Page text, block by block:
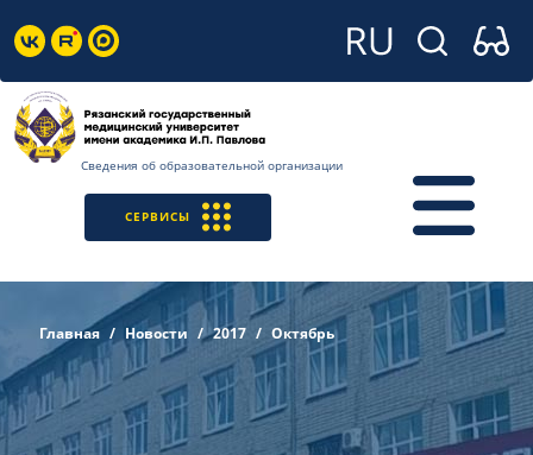
Сведения об образовательной организации
СЕРВИСЫ
Главная Новости 2017 Октябрь